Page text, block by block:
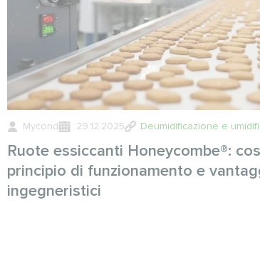
Mycond 29.12.2025 Deumidificazione e
Ruote essiccanti Honeycombe®:
principio di funzionamento e
ingegneristici